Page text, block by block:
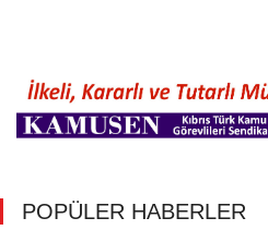
POPÜLER HABERLER